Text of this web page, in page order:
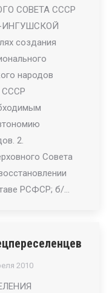
СОВЕТА СССР
ИНГУШСКОЙ
создания
народов
СССР
2.
Совета
РСФСР; б/…
2010